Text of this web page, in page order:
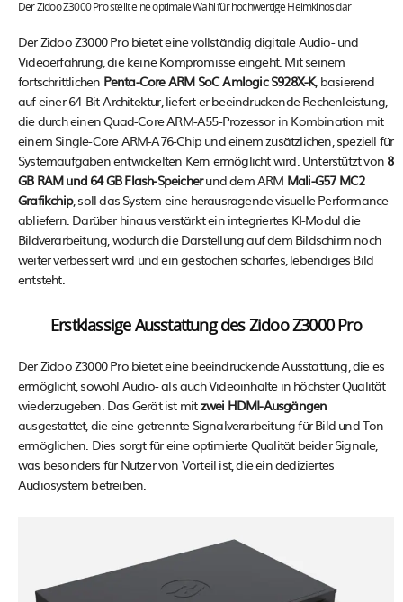
Der Zidoo Z3000 Pro stellt eine optimale Wahl für hochwertige Heimkinos dar
Der Zidoo Z3000 Pro bietet eine vollständig digitale Audio- und
Videoerfahrung, die keine Kompromisse eingeht. Mit seinem
fortschrittlichen Penta-Core ARM SoC Amlogic S928X-K, basierend
auf einer 64-Bit-Architektur, liefert er beeindruckende Rechenleistung,
die durch einen Quad-Core ARM-A55-Prozessor in Kombination mit
einem Single-Core ARM-A76-Chip und einem zusätzlichen, speziell für
Systemaufgaben entwickelten Kern ermöglicht wird. Unterstützt von 8
GB RAM und 64 GB Flash-Speicherund dem ARM Mali-G57 MC2
Grafikchip, soll das System eine herausragende visuelle Performance
abliefern. Darüber hinaus verstärkt ein integriertes KI-Modul die
Bildverarbeitung, wodurch die Darstellung auf dem Bildschirm noch
weiter verbessert wird und ein gestochen scharfes, lebendiges Bild
entsteht.
Erstklassige Ausstattung des Zidoo Z3000 Pro
Der Zidoo Z3000 Pro bietet eine beeindruckende Ausstattung, die es
ermöglicht, sowohl Audio- als auch Videoinhalte in höchster Qualität
wiederzugeben. Das Gerät ist mitzwei HDMI-Ausgängen
ausgestattet, die eine getrennte Signalverarbeitung für Bild und Ton
ermöglichen. Dies sorgt für eine optimierte Qualität beider Signale,
was besonders für Nutzer von Vorteil ist, die ein dediziertes
Audiosystem betreiben.